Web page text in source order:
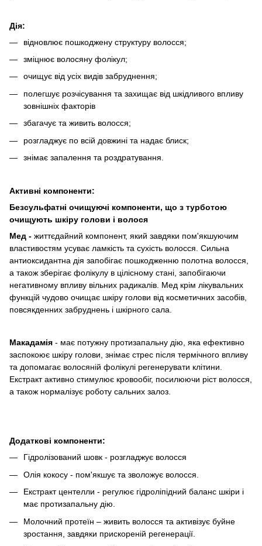
Дія:
відновлює пошкоджену структуру волосся;
зміцнює волосяну фолікул;
очищує від усіх видів забруднення;
полегшує розчісування та захищає від шкідливого впливу
зовнішніх факторів
збагачує та живить волосся;
розгладжує по всій довжині та надає блиск;
знімає запалення та роздратування.
Активні компоненти:
Безсульфатні очищуючі компоненти, що з турботою
очищують шкіру голови і волося
Мед - життєдайний компонент, який завдяки пом'якшуючим
властивостям усуває ламкість та сухість волосся. Сильна
антиоксидантна дія запобігає пошкодженню полотна волосся,
а також зберігає фолікулу в цілісному стані, запобігаючи
негативному впливу вільних радикалів. Мед крім лікувальних
функцій чудово очищає шкіру голови від косметичних засобів,
повсякденних забруднень і шкірного сала.
Макадамія - має потужну протизапальну дію, яка ефективно
заспокоює шкіру голови, знімає стрес після термічного впливу
та допомагає волосяній фолікулі регенерувати клітини.
Екстракт активно стимулює кровообіг, посилюючи ріст волосся,
а також нормалізує роботу сальних залоз.
Додаткові компоненти:
Гідролізований шовк - розгладжує волосся
Олія кокосу - пом'якшує та зволожує волосся.
Екстракт центелли - регулює гідроліпідний баланс шкіри і
має протизапальну дію.
Молочний протеїн – живить волосся та активізує буйне
зростання, завдяки прискореній регенерації.